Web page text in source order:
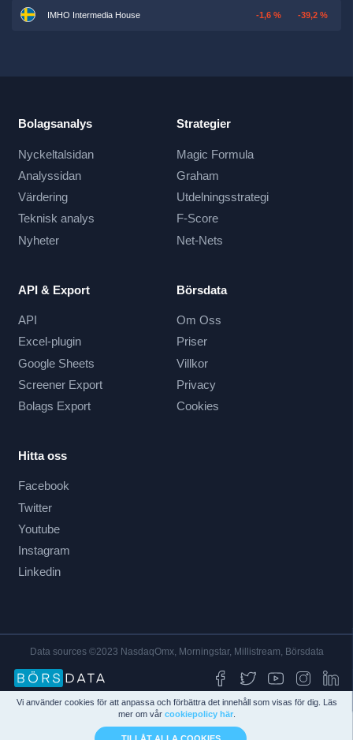
Vi använder cookies för att anpassa och förbättra det innehåll som visas för dig. Läs
mer om vår cookiepolicy här.
TILLÅT ALLA COOKIES
IMHO Intermedia House -1,6 % -39,2 %
Bolagsanalys
Nyckeltalsidan
Analyssidan
Värdering
Teknisk analys
Nyheter
Strategier
Magic Formula
Graham
Utdelningsstrategi
F-Score
Net-Nets
API & Export
API
Excel-plugin
Google Sheets
Screener Export
Bolags Export
Börsdata
Om Oss
Priser
Villkor
Privacy
Cookies
Hitta oss
Facebook
Twitter
Youtube
Instagram
Linkedin
Data sources ©2023 NasdaqOmx, Morningstar, Millistream, Börsdata